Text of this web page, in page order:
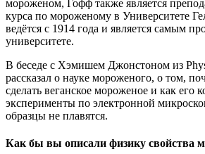
мороженом, Гофф также является
курса по мороженому в Университете
ведётся с 1914 года и является самым
университете.
В беседе с Хэмишем Джонстоном из
рассказал о науке мороженого, о том,
сделать веганское мороженое и как его
эксперименты по электронной
образцы не плавятся.
Как бы вы описали физику свойства